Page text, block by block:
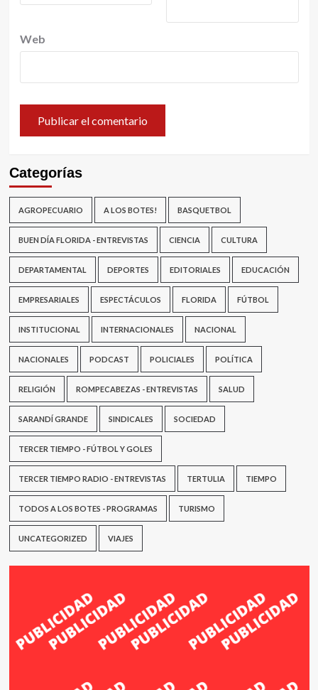
Web
Categorías
AGROPECUARIO A LOS BOTES! BASQUETBOL
BUEN DÍA FLORIDA - ENTREVISTAS CIENCIA CULTURA
DEPARTAMENTAL DEPORTES EDITORIALES EDUCACIÓN
EMPRESARIALES ESPECTÁCULOS FLORIDA FÚTBOL
INSTITUCIONAL INTERNACIONALES NACIONAL
NACIONALES PODCAST POLICIALES POLÍTICA
RELIGIÓN ROMPECABEZAS - ENTREVISTAS SALUD
SARANDÍ GRANDE SINDICALES SOCIEDAD
TERCER TIEMPO - FÚTBOL Y GOLES
TERCER TIEMPO RADIO - ENTREVISTAS TERTULIA TIEMPO
TODOS A LOS BOTES - PROGRAMAS TURISMO
UNCATEGORIZED VIAJES